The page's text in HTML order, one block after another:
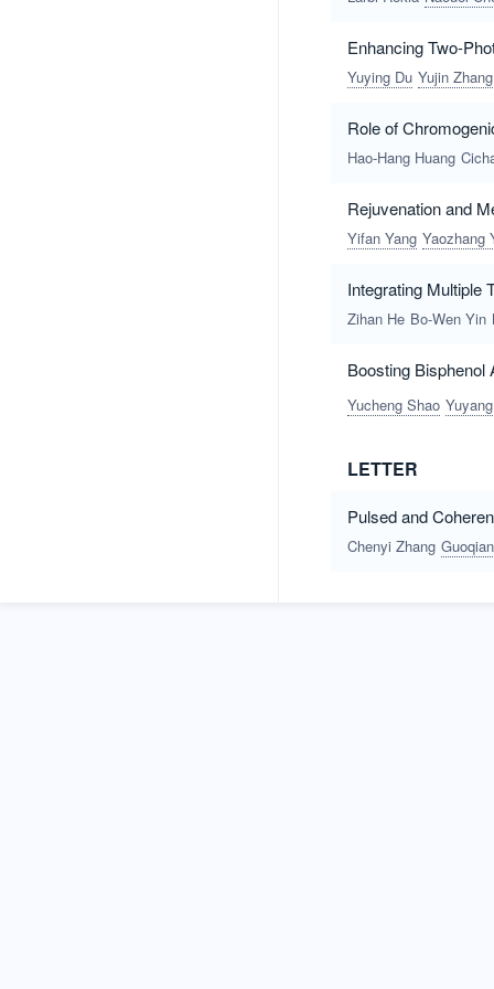
Enhancing Two-
Yuying Du Yujin Zhang
Role of
Hao-Hang Huang
Rejuvenation and
Yifan Yang Yaozhang
Integrating Multiple
Zihan He Bo-Wen Yin
Boosting Bisphenol
Yucheng Shao
LETTER
Pulsed and
Chenyi Zhang